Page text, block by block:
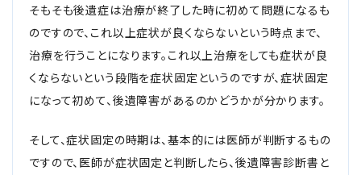
アクセス
ご相談者の声
弁護士コラム
そもそも後遺症は治療が終了した時に初めて問題になるも
のですので、これ以上症状が良くならないという時点まで、
治療を行うことになります。これ以上治療をしても症状が良
くならないという段階を症状固定というのですが、症状固定
になって初めて、後遺障害があるのかどうかが分かります。
そして、症状固定の時期は、基本的には医師が判断するもの
ですので、医師が症状固定と判断したら、後遺障害診断書と